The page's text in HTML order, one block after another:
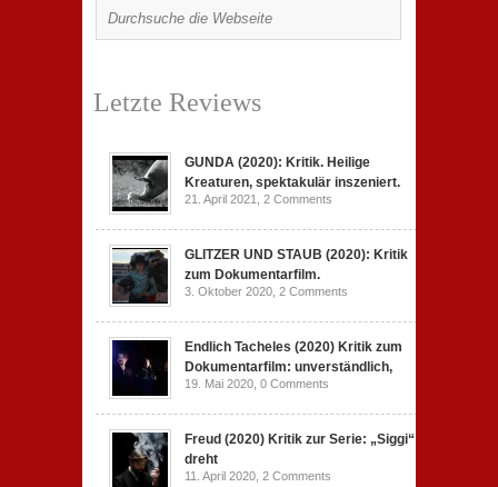
Letzte Reviews
GUNDA (2020): Kritik. Heilige
Kreaturen, spektakulär inszeniert.
21. April 2021, 2 Comments
GLITZER UND STAUB (2020): Kritik
zum Dokumentarfilm.
3. Oktober 2020, 2 Comments
Endlich Tacheles (2020) Kritik zum
Dokumentarfilm: unverständlich,
19. Mai 2020, 0 Comments
Freud (2020) Kritik zur Serie: „Siggi“
dreht
11. April 2020, 2 Comments